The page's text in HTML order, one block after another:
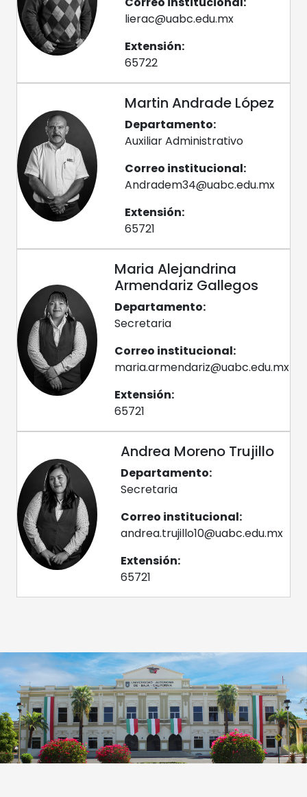
lierac@uabc.edu.mx
Extensión:
65722
Martin Andrade López
Departamento:
Auxiliar Administrativo
Correo institucional:
Andradem34@uabc.edu.mx
Extensión:
65721
Maria Alejandrina
Armendariz Gallegos
Departamento:
Secretaria
Correo institucional:
maria.armendariz@uabc.edu.mx
Extensión:
65721
Andrea Moreno Trujillo
Departamento:
Secretaria
Correo institucional:
andrea.trujillo10@uabc.edu.mx
Extensión:
65721